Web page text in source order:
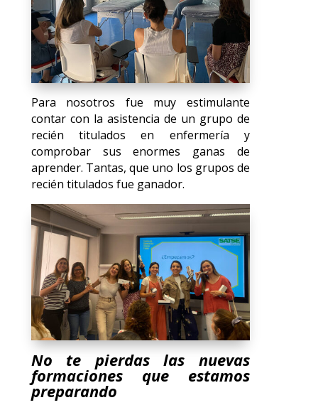
Para nosotros fue muy estimulante
contar con la asistencia de un grupo de
recién titulados en enfermería y
comprobar sus enormes ganas de
aprender. Tantas, que uno los grupos de
recién titulados fue ganador.
No te pierdas las nuevas
formaciones que estamos
preparando